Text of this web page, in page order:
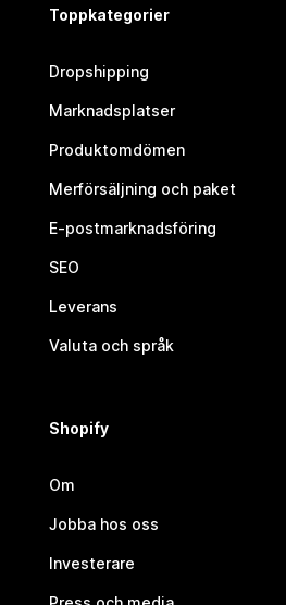
Toppkategorier
Dropshipping
Marknadsplatser
Produktomdömen
Merförsäljning och paket
E-postmarknadsföring
SEO
Leverans
Valuta och språk
Shopify
Om
Jobba hos oss
Investerare